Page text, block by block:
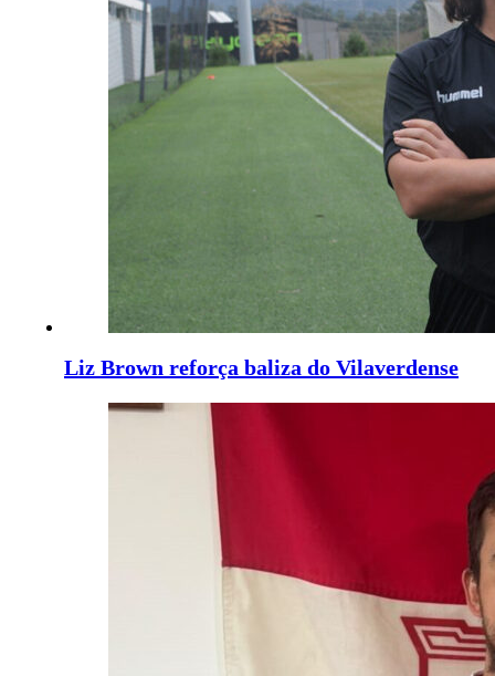
Liz Brown reforça baliza do Vilaverdense